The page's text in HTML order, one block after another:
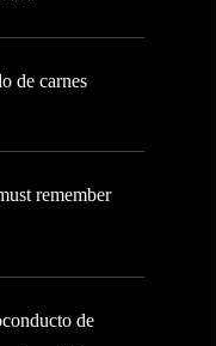
de carnes
remember
de